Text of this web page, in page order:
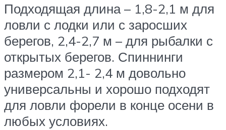
Подходящая длина – 1,8-2,1 м для
ловли с лодки или с заросших
берегов, 2,4-2,7 м – для рыбалки с
открытых берегов. Спиннинги
размером 2,1- 2,4 м довольно
универсальны и хорошо подходят
для ловли форели в конце осени в
любых условиях.